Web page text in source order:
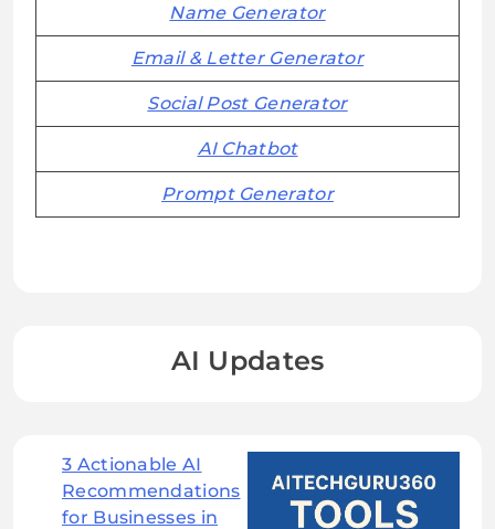
Name Generator
Email & Letter Generator
Social Post Generator
AI Chatbot
Prompt Generator
AI Updates
3 Actionable AI
Recommendations
for Businesses in